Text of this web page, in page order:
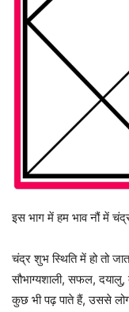
इस भाग में हम भाव नौं में
चंद्र शुभ स्थिति में हो तो
सौभाग्यशाली, सफल,
कुछ भी पढ़ पाते हैं, उससे